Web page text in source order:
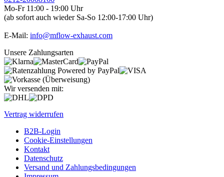
Mo-Fr 11:00 - 19:00 Uhr
(ab sofort auch wieder Sa-So 12:00-17:00 Uhr)
E-Mail: info@mflow-exhaust.com
Unsere Zahlungsarten
Wir versenden mit:
Vertrag widerrufen
B2B-Login
Cookie-Einstellungen
Kontakt
Datenschutz
Versand und Zahlungsbedingungen